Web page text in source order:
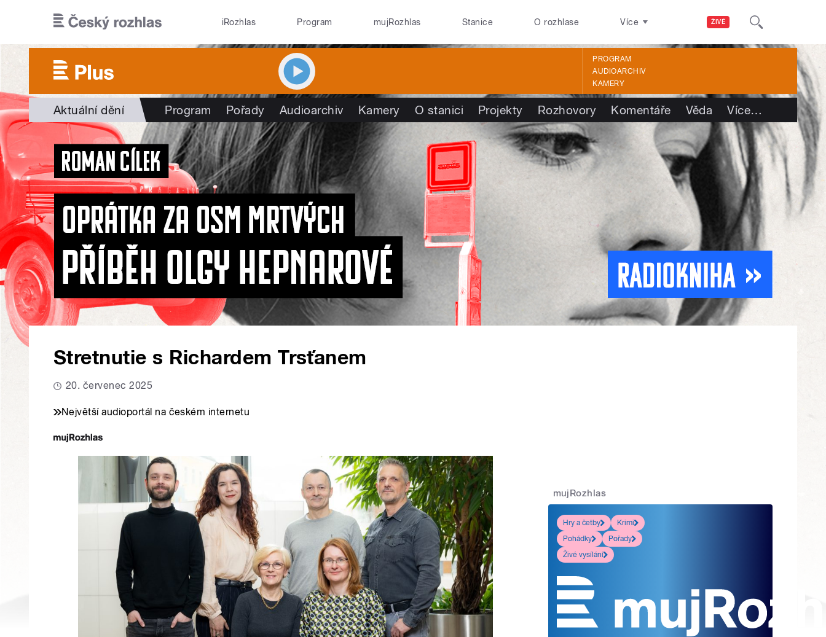
ŽIVĚ
iRozhlas Program mujRozhlas Stanice O rozhlase Více
PROGRAM
AUDIOARCHIV
KAMERY
Aktuální dění Program Pořady Audioarchiv Kamery O stanici Projekty Rozhovory Komentáře Věda Více…
Stretnutie s Richardem Trsťanem
20. červenec 2025
Největší audioportál na českém internetu
mujRozhlas
Hry a četby
Krimi
Pohádky
Pořady
Živé vysílání